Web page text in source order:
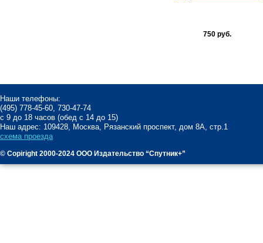
750 руб.
Наши телефоны:
(495) 778-45-60, 730-47-74
с 9 до 18 часов (обед с 14 до 15)
Наш адрес: 109428, Москва, Рязанский проспект, дом 8А, стр.1
схема проезда
© Copiright 2000-2024 ООО Издательство “Спутник+”